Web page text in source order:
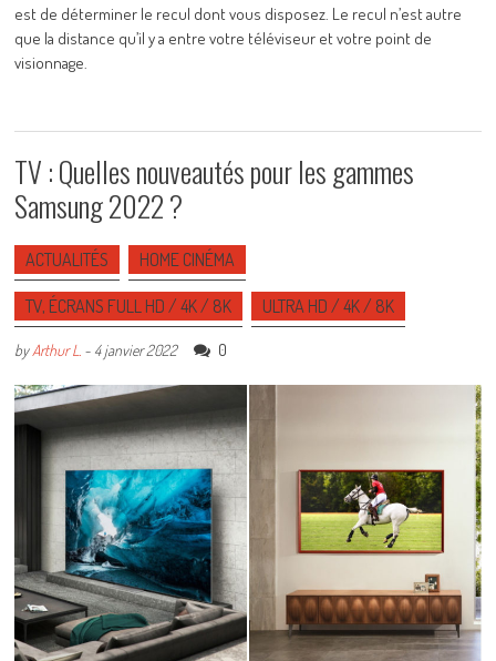
est de déterminer le recul dont vous disposez. Le recul n’est autre
que la distance qu’il y a entre votre téléviseur et votre point de
visionnage.
TV : Quelles nouveautés pour les gammes
Samsung 2022 ?
ACTUALITÉS HOME CINÉMA
TV, ÉCRANS FULL HD / 4K / 8K ULTRA HD / 4K / 8K
byArthur L. - 4 janvier 2022 0